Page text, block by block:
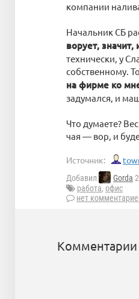
компании
Начальник СБ
ворует, значит,
технически, у
собственному.
на фирме ко
задумался, и
Что думаете?
чая — вор, и
Источник:
Добавил Gorda
работа, офис
нет
Комментарии